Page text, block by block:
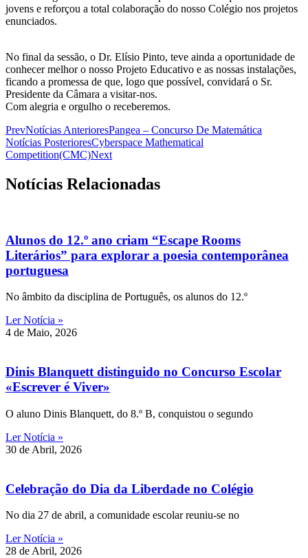
jovens e reforçou a total colaboração do nosso Colégio nos projetos
enunciados.
No final da sessão, o Dr. Elísio Pinto, teve ainda a oportunidade de
conhecer melhor o nosso Projeto Educativo e as nossas instalações,
ficando a promessa de que, logo que possível, convidará o Sr.
Presidente da Câmara a visitar-nos.
Com alegria e orgulho o receberemos.
PrevNotícias AnterioresPangea – Concurso De Matemática
Notícias PosterioresCyberspace Mathematical
Competition(CMC)Next
Notícias Relacionadas
Alunos do 12.º ano criam “Escape Rooms
Literários” para explorar a poesia contemporânea
portuguesa
No âmbito da disciplina de Português, os alunos do 12.º
Ler Notícia »
4 de Maio, 2026
Dinis Blanquett distinguido no Concurso Escolar
«Escrever é Viver»
O aluno Dinis Blanquett, do 8.º B, conquistou o segundo
Ler Notícia »
30 de Abril, 2026
Celebração do Dia da Liberdade no Colégio
No dia 27 de abril, a comunidade escolar reuniu-se no
Ler Notícia »
28 de Abril, 2026